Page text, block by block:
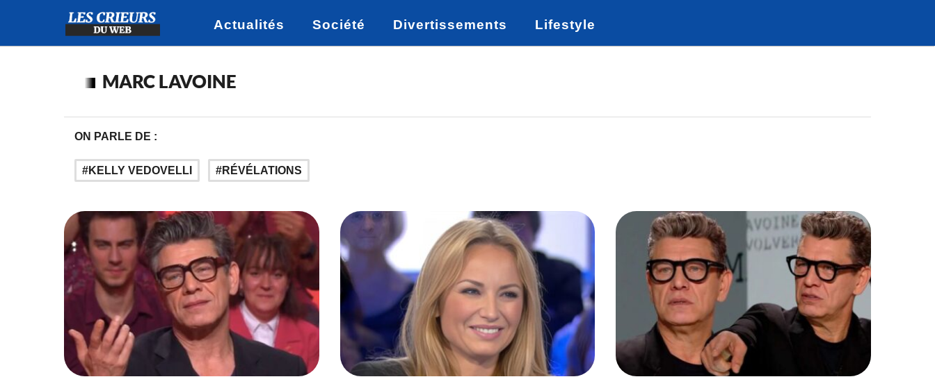
Actualités Société Divertissements Lifestyle
MARC LAVOINE
ON PARLE DE :
KELLY VEDOVELLI RÉVÉLATIONS